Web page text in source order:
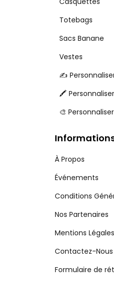
Totebags
Sacs Banane
Vestes
✍️
🖍️
🎨
À Propos
Événements
Conditions
Nos Partenaires
Mentions Légales
Contactez-Nous
Formulaire de